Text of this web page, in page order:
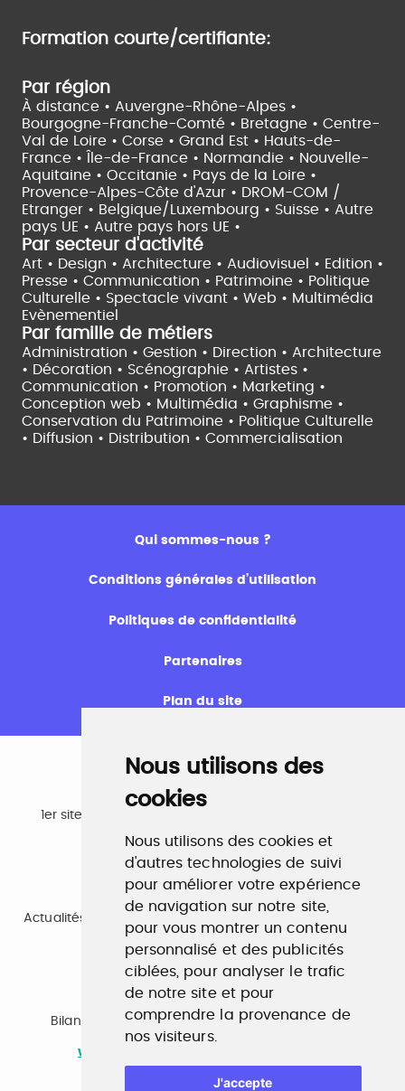
Nous utilisons des
cookies
Nous utilisons des cookies et
d'autres technologies de suivi
pour améliorer votre expérience
de navigation sur notre site,
pour vous montrer un contenu
personnalisé et des publicités
ciblées, pour analyser le trafic
de notre site et pour
comprendre la provenance de
nos visiteurs.
J'accepte
Formation courte/certifiante:
Par région
À distance • Auvergne-Rhône-Alpes •
Bourgogne-Franche-Comté • Bretagne • Centre-
Val de Loire • Corse • Grand Est • Hauts-de-
France •
Île-de-France • Normandie • Nouvelle-
Aquitaine • Occitanie • Pays de la Loire •
Provence-Alpes-Côte d'Azur • DROM-COM /
Etranger • Belgique/Luxembourg • Suisse • Autre
pays UE • Autre pays hors UE •
Par secteur d'activité
Art • Design • Architecture • Audiovisuel • Edition •
Presse • Communication • Patrimoine • Politique
Culturelle • Spectacle vivant • Web • Multimédia
Evènementiel
Par famille de métiers
Administration • Gestion • Direction • Architecture
• Décoration • Scénographie • Artistes •
Communication • Promotion • Marketing •
Conception web • Multimédia • Graphisme •
Conservation du Patrimoine • Politique Culturelle
• Diffusion • Distribution • Commercialisation
Qui sommes-nous ?
Conditions générales d’utilisation
Politiques de confidentialité
Partenaires
Plan du site
Emploi
1er site emploi du secteur culturel 784.000 visites et
www.profilculture.com
Formation
Actualités, guide et annuaire des formations aux métiers
de la culture.
www.profilculture-formation.com
Accompagnement professionnel
Bilan de compétences, coaching, techniques de
recherche d'emploi, entretien conseil.
www.profilculture-competences.com